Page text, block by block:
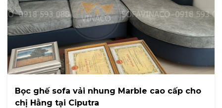
Bọc ghế sofa vải nhung Marble cao cấp cho
chị Hằng tại Ciputra